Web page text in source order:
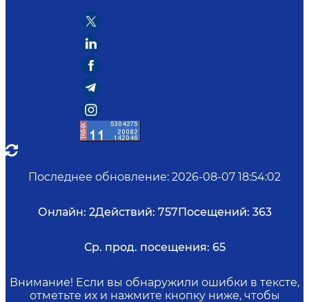
Последнее обновление: 2026-08-07 18:54:02
Онлайн: 2Действий: 757Посещений: 363
Ср. прод. посещения: 65
Внимание! Если вы обнаружили ошибки в тексте,
отметьте их и нажмите кнопку ниже, чтобы